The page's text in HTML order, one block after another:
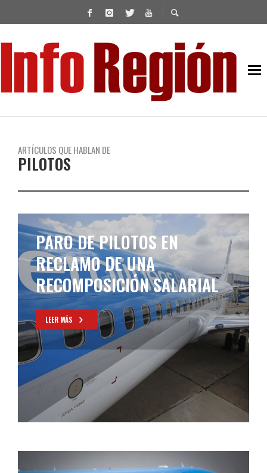
ARTÍCULOS QUE HABLAN DE
PILOTOS
PARO DE PILOTOS EN
RECLAMO DE UNA
RECOMPOSICIÓN SALARIAL
LEER MÁS